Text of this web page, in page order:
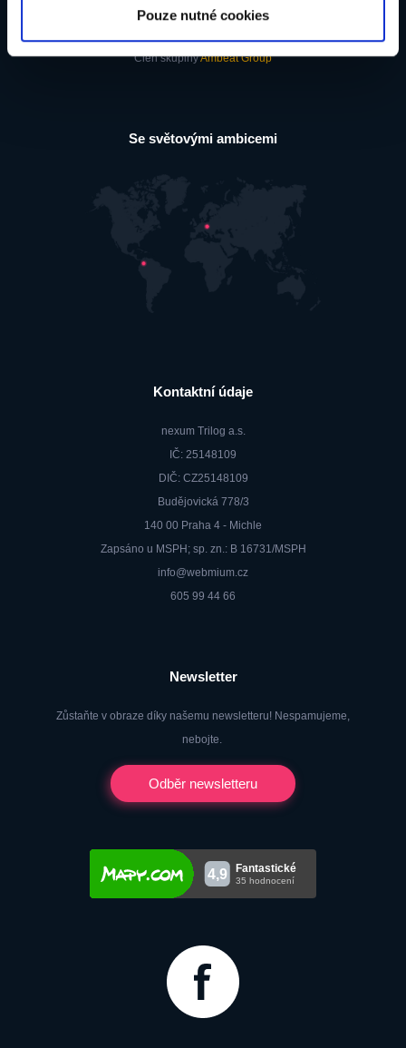
Pouze nutné cookies
nástrojů 21. století pro živnostníky, malé a střední firmy.
Člen skupinyAmbeat Group
Se světovými ambicemi
Kontaktní údaje
nexum Trilog a.s.
IČ: 25148109
DIČ: CZ25148109
Budějovická 778/3
140 00 Praha 4 - Michle
Zapsáno u MSPH; sp. zn.: B 16731/MSPH
info@webmium.cz
605 99 44 66
Newsletter
Zůstaňte v obraze díky našemu newsletteru! Nespamujeme,
nebojte.
Odběr newsletteru